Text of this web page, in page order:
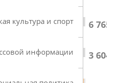
культура и спорт
информации
6
3